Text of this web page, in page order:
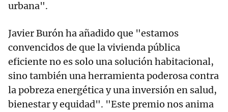
urbana".
Javier Burón ha añadido que "estamos
convencidos de que la vivienda pública
eficiente no es solo una solución habitacional,
sino también una herramienta poderosa contra
la pobreza energética y una inversión en salud,
bienestar y equidad". "Este premio nos anima